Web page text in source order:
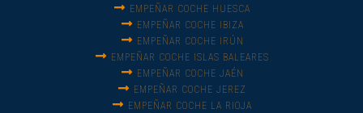
EMPEÑAR COCHE HUESCA
EMPEÑAR COCHE IBIZA
EMPEÑAR COCHE IRÚN
EMPEÑAR COCHE ISLAS BALEARES
EMPEÑAR COCHE JAÉN
EMPEÑAR COCHE JEREZ
EMPEÑAR COCHE LA RIOJA